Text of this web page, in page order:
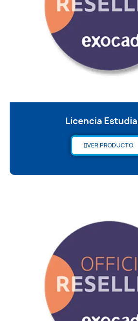
Licencia
VER PRODUCTO